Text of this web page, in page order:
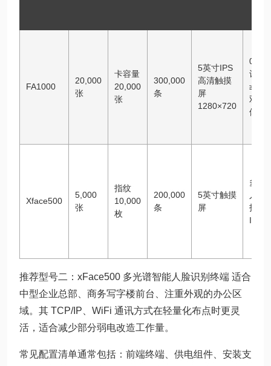
FA1000
20,000
张
卡容量
20,000
张
300,000
条
5英寸IPS
高清触摸
屏
1280×720
0.3
识别
双目
体检
Xface500
5,000
张
指纹
10,000
枚
200,000
条
5英寸触摸
屏
多光
人脸
指纹
IC卡
推荐型号二：xFace500 多光谱智能人脸识别终端 适合
中型企业总部、商务写字楼前台、注重外观的办公区
域。其 TCP/IP、WiFi 通讯方式在轻量化布点时更灵
活，适合减少部分弱电改造工作量。
常见配置清单通常包括：前端终端、供电组件、安装支